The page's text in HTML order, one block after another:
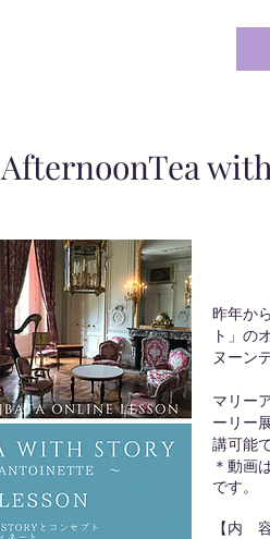
​AfternoonTea
昨年か
ト」の
ヌーン
マリー
ーリー
講可能
＊動画
です。
【内